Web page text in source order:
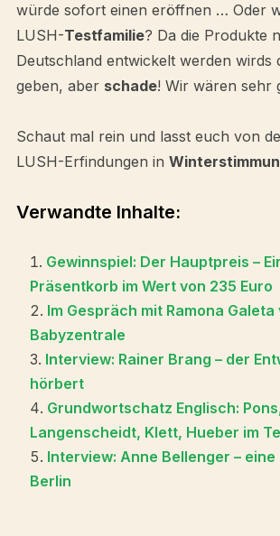
würde sofort einen eröffnen … Oder
LUSH-Testfamilie? Da die Produkte
Deutschland entwickelt werden wirds
geben, aber schade! Wir wären sehr
Schaut mal rein und lasst euch von
LUSH-Erfindungen in
Verwandte Inhalte:
Gewinnspiel: Der Hauptpreis –
Präsentkorb im Wert von 235 Euro
Im Gespräch mit Ramona Galeta
Babyzentrale
Interview: Rainer Brang – der
hörbert
Grundwortschatz Englisch:
Langenscheidt, Klett, Hueber im
Interview: Anne Bellenger – eine
Berlin